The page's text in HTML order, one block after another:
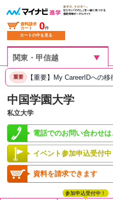
資料請求
カート
0件
カートの中を見る
重要 【重要】My CareerIDへの
中国学園大学
私立大学
電話でのお問い合わせは
イベント参加申込受付中
資料を請求できます
参加申込受付中！